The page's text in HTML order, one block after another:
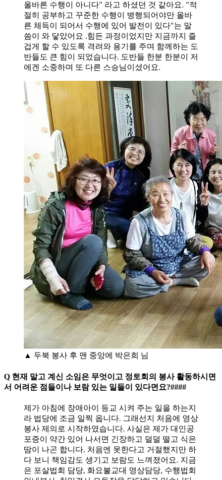
올바른 수행이 아니다" 라고 하셨던 것 같아요. "적
절히 공부하고 꾸준한 수행이 병행되어야만 올바
른 체득이 되어서 수행에 있어 발전이 있다"는 말
씀이 와 닿았어요 .힘든 과정이었지만 지금까지 즐
겁게 할 수 있도록 격려와 용기를 주며 함께하는 도
반들도 큰 힘이 되었습니다. 도반들 한분 한분이 저
에겐 소중하며 또 다른 스승님이셨어요.
▲ 두북 봉사 후 맨 중앙에 박은희 님
Q 현재 맡고 계신 소임은 무엇이고 정토회의 봉사 활동하시면
서 어려운 점들이나 보람 있는 일들이 있다면요?####
제가 아침에 장애아이 등교 시켜 주는 일을 하는지
라 법당에 조금 일찍 옵니다. 그래선지 처음에 영상
봉사 제의로 시작하였습니다. 사실은 제가 대인공
포증이 약간 있어 나서면 긴장하고 덜덜 떨고 식은
땀이 나곤 합니다. 처음엔 못한다고 거절했지만 하
다 보니 책임감도 생기고 보람도 느껴졌어요. 지금
은 포살법회 담당, 화요불교대 영상담당, 수행법회